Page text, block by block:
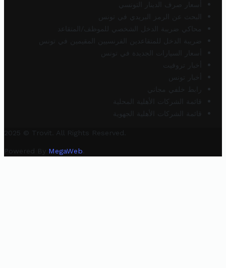
أسعار صرف الدينار التونسي
البحث عن الرمز البريدي في تونس
محاكي ضريبة الدخل الشخصي للموظف/المتقاعد
ضريبة الدخل للمتقاعدين الفرنسيين المقيمين في تونس
أسعار السيارات الجديدة في تونس
أخبار تروفيت
أخبار تونس
رابط خلفي مجاني
قائمة الشركات الأهلية المحلية
قائمة الشركات الأهلية الجهوية
2025 © Trovit. All Rights Reserved.
Powered By MegaWeb